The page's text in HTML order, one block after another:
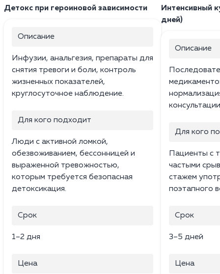
Детокс при героиновой зависимости
Описание
Инфузии, анальгезия, препараты для
снятия тревоги и боли, контроль
жизненных показателей,
круглосуточное наблюдение.
Для кого подходит
Люди с активной ломкой,
обезвоживанием, бессонницей и
выраженной тревожностью,
которым требуется безопасная
детоксикация.
Срок
1–2 дня
Цена
Интенсивный
дней)
Описание
Для кого
Пациенты с
частыми
стажем
поэтапного
Срок
3–5 дней
Цена